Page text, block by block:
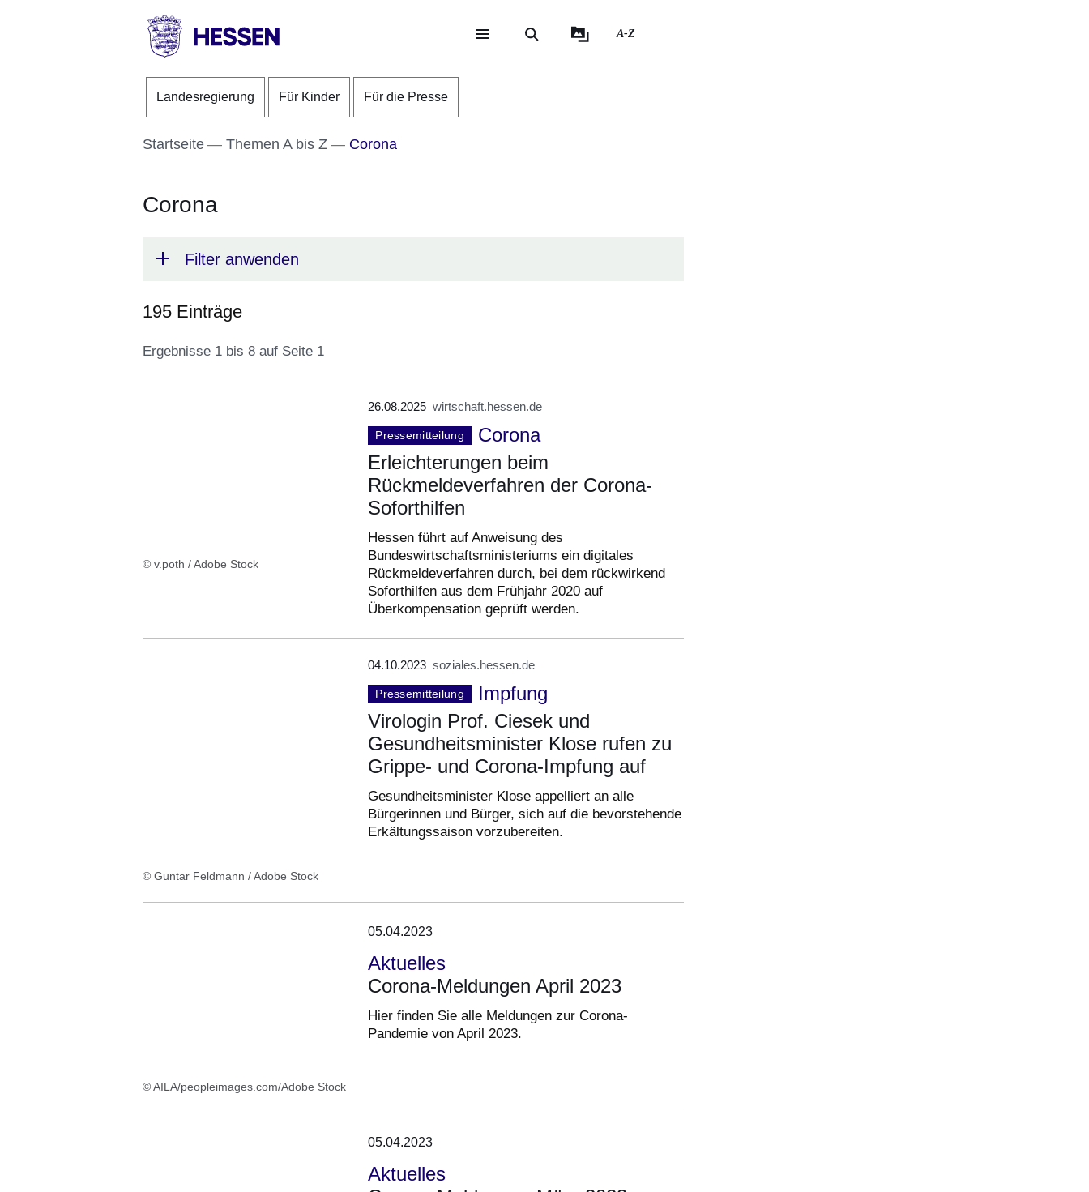
Direkt zum Kopf der Seite
Direkt zum Inhalt
Direkt zum Fuß der Seite
Landesregierung
A-Z
Landesregierung Für Kinder Für die Presse
Startseite Themen A bis Z Corona
Corona
Filter anwenden
195 Einträge
Ergebnisse 1 bis 8 auf Seite 1
Seite
© v.poth / Adobe Stock
26.08.2025 wirtschaft.hessen.de
Pressemitteilung
Corona
Erleichterungen beim
Rückmeldeverfahren der Corona-
Soforthilfen
Hessen führt auf Anweisung des
Bundeswirtschaftsministeriums ein digitales
Rückmeldeverfahren durch, bei dem rückwirkend
Soforthilfen aus dem Frühjahr 2020 auf
Überkompensation geprüft werden.
© Guntar Feldmann / Adobe Stock
04.10.2023 soziales.hessen.de
Pressemitteilung
Impfung
Virologin Prof. Ciesek und
Gesundheitsminister Klose rufen zu
Grippe- und Corona-Impfung auf
Gesundheitsminister Klose appelliert an alle
Bürgerinnen und Bürger, sich auf die bevorstehende
Erkältungssaison vorzubereiten.
© AILA/peopleimages.com/Adobe Stock
05.04.2023
Aktuelles
Corona-Meldungen April 2023
Hier finden Sie alle Meldungen zur Corona-
Pandemie von April 2023.
05.04.2023
Aktuelles